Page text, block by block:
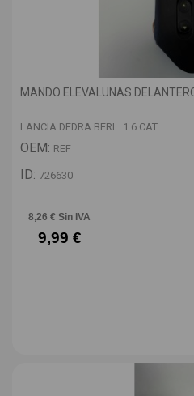
MANDO ELEVALUNAS
LANCIA DEDRA BERL. 1.6 CAT
OEM: REF
ID: 726630
8,26 € Sin IVA
9,99 €